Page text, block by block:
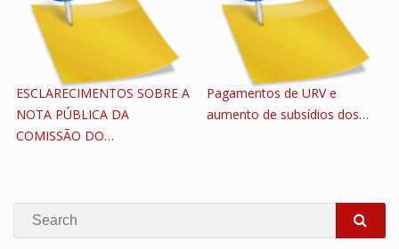
ESCLARECIMENTOS SOBRE A
NOTA PÚBLICA DA
COMISSÃO DO…
Pagamentos de URV e
aumento de subsídios dos…
Search